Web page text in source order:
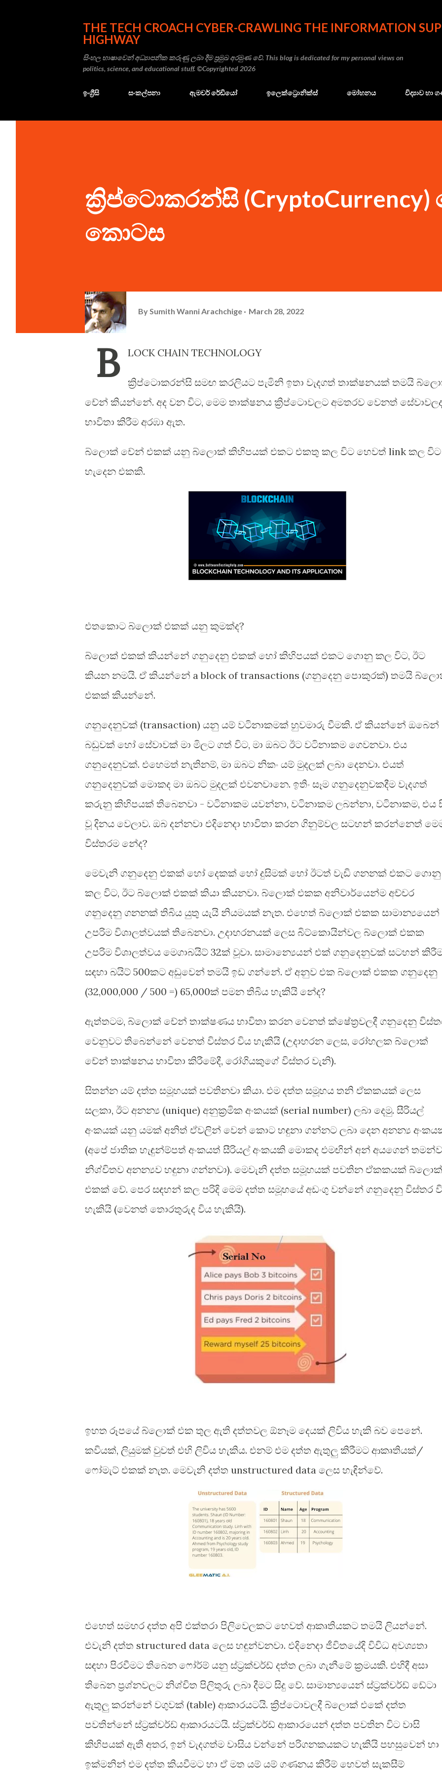
THE TECH CROACH CYBER-CRAWLING THE INFORMATION
HIGHWAY
සිංහල භාෂාවෙන් අධ්‍යාපනික කරුණු ලබා දීම ප්‍රමුඛ අරමුණ වේ. This blog is dedicated for my personal views on
politics, science, and educational stuff. ©Copyrighted 2026
ඉංග්‍රීසි සංකල්පනා ඇමචර් රේඩියෝ ඉලෙක්ට්‍රොනික්ස් මෝහනය විද්‍යාව හා
ක්‍රිප්ටොකරන්සි (CryptoCurrency)
කොටස
By Sumith Wanni Arachchige March 28, 2022
B LOCK CHAIN TECHNOLOGY
ක්‍රිප්ටොකරන්සි සමඟ කරලියට පැමිනි ඉතා වැදගත් තාක්ෂනයක් තමයි
චේන් කියන්නේ. අද වන විට, මෙම තාක්ෂනය ක්‍රිප්ටොවලට අමතරව වෙනත්
භාවිතා කිරීම අරඹා ඇත.
බ්ලොක් චේන් එකක් යනු බ්ලොක් කිහිපයක් එකට එකතු කල විට හෙවත් link කල විට
හැදෙන එකකි.
එතකොට බ්ලොක් එකක් යනු කුමක්ද?
බ්ලොක් එකක් කියන්නේ ගනුදෙනු එකක් හෝ කිහිපයක් එකට ගොනු කල විට, ඊට
කියන නමයි. ඒ කියන්නේ a block of transactions (ගනුදෙනු පොකුරක්) තමයි
එකක් කියන්නේ.
ගනුදෙනුවක් (transaction) යනු යම් වටිනාකමක් හුවමාරු වීමකි. ඒ කියන්නේ ඔබෙන්
බඩුවක් හෝ සේවාවක් මා මිලට ගත් විට, මා ඔබට ඊට වටිනාකම ගෙවනවා. එය
ගනුදෙනුවක්. එහෙමත් නැතිනම්, මා ඔබට නිකං යම් මුදලක් ලබා දෙනවා. එයත්
ගනුදෙනුවක් මොකද මා ඔබට මුදලක් එවනවානෙ. ඉතිං සෑම ගනුදෙනුවකදීම වැදගත්
කරුනු කිහිපයක් තිබෙනවා - වටිනාකම යවන්නා, වටිනාකම ලබන්නා, වටිනාකම, එය
වූ දිනය වෙලාව. ඔබ දන්නවා එදිනෙදා භාවිතා කරන ගිනුම්වල සටහන් කරන්නෙත්
විස්තරම නේද?
මෙවැනි ගනුදෙනු එකක් හෝ දෙකක් හෝ දුසිමක් හෝ ඊටත් වැඩි ගනනක් එකට ගොනු
කල විට, ඊට බ්ලොක් එකක් කියා කියනවා. බ්ලොක් එකක අනිවාර්යෙන්ම අච්චර
ගනුදෙනු ගනනක් තිබිය යුතු යැයි නියමයක් නැත. එහෙත් බ්ලොක් එකක සාමාන්‍යයෙන්
උපරිම විශාලත්වයක් තිබෙනවා. උදාහරනයක් ලෙස බිට්කොයින්වල බ්ලොක් එකක
උපරිම විශාලත්වය මෙගාබයිට් 32ක් වූවා. සාමාන්‍යෙයන් එක් ගනුදෙනුවක් සටහන්
සඳහා බයිට් 500කට අඩුවෙන් තමයි ඉඩ ගන්නේ. ඒ අනුව එක බ්ලොක් එකක ගනුදෙනු
(32,000,000 / 500 =) 65,000ක් පමන තිබිය හැකියි නේද?
ඇත්තටම, බ්ලොක් චේන් තාක්ෂණය භාවිතා කරන වෙනත් ක්ෂේත්‍රවලදී ගනුදෙනු
වෙනුවට තිබෙන්නේ වෙනත් විස්තර විය හැකියි (උදාහරන ලෙස, රෝහලක බ්ලොක්
චේන් තාක්ෂනය භාවිතා කිරීමේදී, රෝගියකුගේ විස්තර වැනි).
සිතන්න යම් දත්ත සමූහයක් පවතිනවා කියා. එම දත්ත සමූහය තනි ඒකකයක් ලෙස
සලකා, ඊට අනන්‍ය (unique) අනුක්‍රමික අංකයක් (serial number) ලබා දෙමු. සීරියල්
අංකයක් යනු යමක් අනිත් ඒවලින් වෙන් කොට හඳුනා ගන්නට ලබා දෙන අනන්‍ය
(අපේ ජාතික හැඳුන්ම්පත් අංකයත් සීරියල් අංකයකි මොකද එමඟින් අන් අයගෙන් තමන්ව
නිශ්චිතව අනන්‍යව හඳුනා ගන්නවා). මෙවැනි දත්ත සමූහයක් පවතින ඒකකයක් බ්ලොක්
එකක් වේ. පෙර සඳහන් කල පරිදි මෙම දත්ත සමූහයේ අඩංගු වන්නේ ගනුදෙනු විස්තර
හැකියි (වෙනත් තොරතුරුද විය හැකියි).
ඉහත රූපයේ බ්ලොක් එක තුල ඇති දත්තවල ඕනෑම දෙයක් ලිවිය හැකි බව පෙනේ.
කවියක්, ලියුමක් වුවත් එහි ලිවිය හැකිය. එනම් එම දත්ත ඇතුලු කිරීමට ආකෘතියක්/
ෆෝමැට් එකක් නැත. මෙවැනි දත්ත unstructured data ලෙස හැඳින්වේ.
එහෙත් සමහර දත්ත අපි එක්තරා පිලිවෙලකට හෙවත් ආකෘතියකට තමයි ලියන්නේ.
එවැනි දත්ත structured data ලෙස හඳුන්වනවා. එදිනෙදා ජීවිතයේදි විවිධ අවශ්‍යතා
සඳහා පිරවීමට තිබෙන ෆෝර්ම් යනු ස්ට්‍රක්චර්ඩ් දත්ත ලබා ගැනීමේ ක්‍රමයකි. එහිදී අසා
තිබෙන ප්‍රශ්නවලට නිශ්චිත පිලිතුරු ලබා දීමට සිදු වේ. සාමාන්‍යයෙන් ස්ට්‍රක්චර්ඩ් ඩේටා
ඇතුලු කරන්නේ වගුවක් (table) ආකාරයටයි. ක්‍රිප්ටොවලදී බ්ලොක් එකේ දත්ත
පවතින්නේ ස්ට්‍රක්චර්ඩ් ආකාරයටයි. ස්ට්‍රක්චර්ඩ් ආකාරයෙන් දත්ත පවතින විට වාසි
කිහිපයක් ඇති අතර, ඉන් වැදගත්ම වාසිය වන්නේ පරිගනකයකට හැකියි පහසුවෙන් හා
ඉක්මනින් එම දත්ත කියවීමට හා ඒ මත යම් යම් ගණනය කිරීම් හෙවත් සැකසීම්